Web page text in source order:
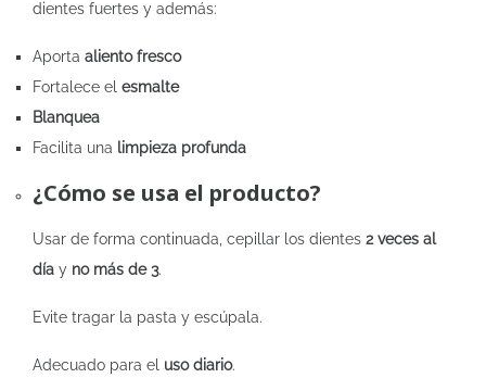
dientes fuertes y además:
Aporta aliento fresco
Fortalece el esmalte
Blanquea
Facilita una limpieza profunda
¿Cómo se usa el producto?
Usar de forma continuada, cepillar los dientes 2 veces al
día y no más de 3.
Evite tragar la pasta y escúpala.
Adecuado para el uso diario.